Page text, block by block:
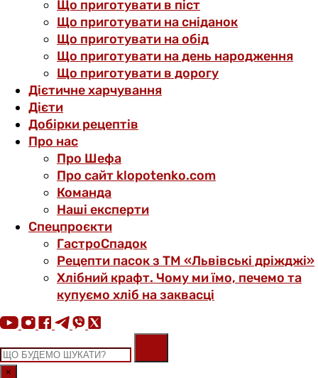
Що приготувати в піст
Що приготувати на сніданок
Що приготувати на обід
Що приготувати на день народження
Що приготувати в дорогу
Дієтичне харчування
Дієти
Добірки рецептів
Про нас
Про Шефа
Про сайт klopotenko.com
Команда
Наші експерти
Спецпроєкти
ГастроСпадок
Рецепти пасок з ТМ «Львівські дріжджі»
Хлібний крафт. Чому ми їмо, печемо та
купуємо хліб на заквасці
×